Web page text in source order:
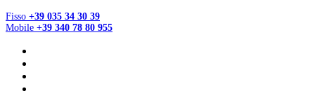
Fisso +39 035 34 30 39
Mobile +39 340 78 80 955